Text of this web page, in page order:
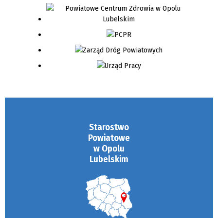
Starostwo
Powiatowe
w Opolu
Lubelskim